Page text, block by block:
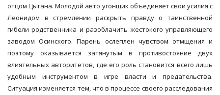
отцом Цыгана. Молодой авто угонщик объединяет свои усилия с
Леонидом в стремлении раскрыть правду о таинственной
гибели родственника и разоблачить жестокого управляющего
заводом Осинского. Парень ослеплен чувством отмщения и
поэтому оказывается затянутым в противостояние двух
влиятельных авторитетов, где его роль становится всего лишь
удобным инструментом в игре власти и предательства.
Ситуация изменяется тем, что в процессе своего расследования